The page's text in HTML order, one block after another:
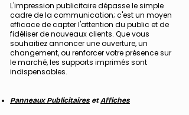
L'impression publicitaire dépasse le simple
cadre de la communication; c'est un moyen
efficace de capter l'attention du public et de
fidéliser de nouveaux clients. Que vous
souhaitiez annoncer une ouverture, un
changement, ou renforcer votre présence sur
le marché, les supports imprimés sont
indispensables.
Panneaux Publicitaires etAffiches